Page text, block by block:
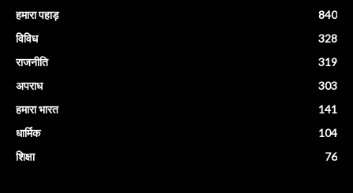
हमारा पहाड़
840
विविध
328
राजनीति
319
अपराध
303
हमारा भारत
141
धार्मिक
104
शिक्षा
76